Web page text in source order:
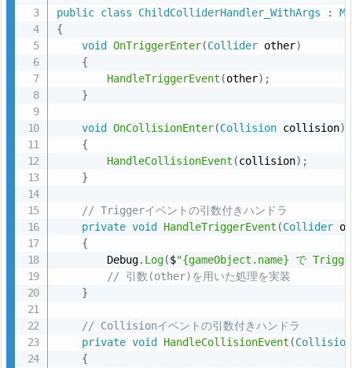
1.
引
な
し
の
実
2.
2.
2
-
2.
引
り
public class ChildColliderHandler_WithArgs :
{
void
OnTriggerEnter(Collider other)
{
HandleTriggerEvent (other) ;
}
void OnCollisionEnter(Collision collision)
{
HandleCollisionEvent (collision) ;
}
// Triggerイベントの引数付きハンドラ
private void HandleTriggerEvent (Collider
{
        Debug
. Log($"{gameObject.name} で
// 引数(other)を用いた処理を実装
}
// Collisionイベントの引数付きハンドラ
private void HandleCollisionEvent (Collision
{